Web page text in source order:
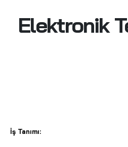
Elektronik
İş Tanımı: